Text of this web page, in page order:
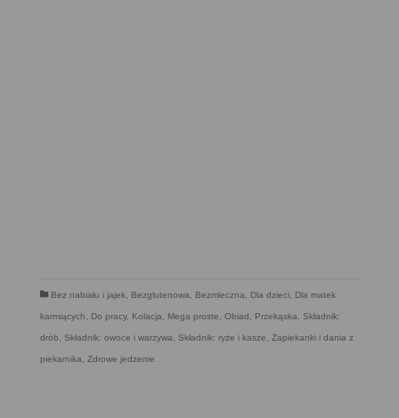
Bez nabiału i jajek Bezglutenowa Bezmleczna Dla dzieci Dla matek
karmiących Do pracy, Kolacja Mega proste Obiad Przekąska Składnik:
drób Składnik: owoce i warzywa Składnik: ryże i kasze Zapiekanki i dania z
piekarnika Zdrowe jedzenie